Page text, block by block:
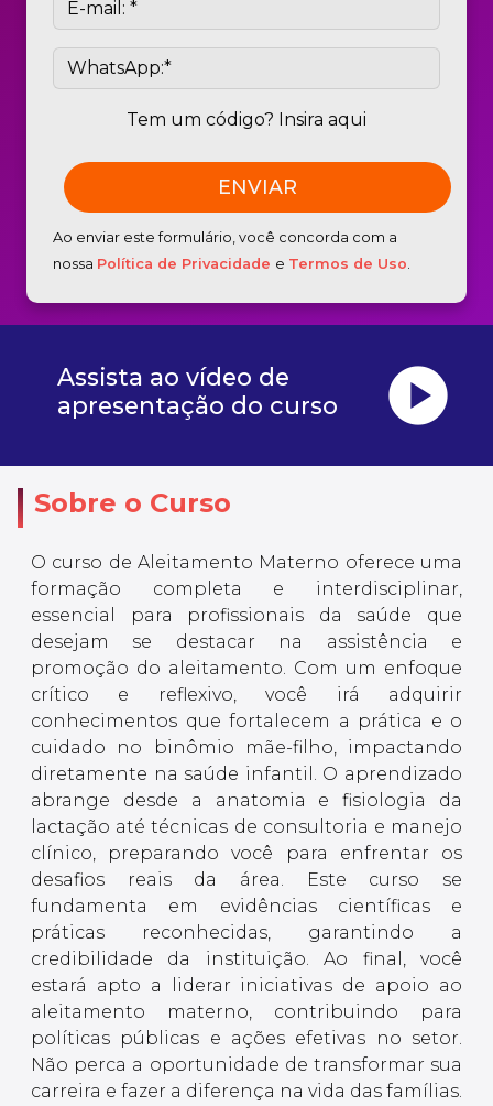
Tem um código? Insira aqui
Ao enviar este formulário, você concorda com a
nossa Política de Privacidade e Termos de Uso.
Assista ao vídeo de
apresentação do curso
play_circle
Sobre o Curso
O curso de Aleitamento Materno oferece uma
formação completa e interdisciplinar,
essencial para profissionais da saúde que
desejam se destacar na assistência e
promoção do aleitamento. Com um enfoque
crítico e reflexivo, você irá adquirir
conhecimentos que fortalecem a prática e o
cuidado no binômio mãe-filho, impactando
diretamente na saúde infantil. O aprendizado
abrange desde a anatomia e fisiologia da
lactação até técnicas de consultoria e manejo
clínico, preparando você para enfrentar os
desafios reais da área. Este curso se
fundamenta em evidências científicas e
práticas reconhecidas, garantindo a
credibilidade da instituição. Ao final, você
estará apto a liderar iniciativas de apoio ao
aleitamento materno, contribuindo para
políticas públicas e ações efetivas no setor.
Não perca a oportunidade de transformar sua
carreira e fazer a diferença na vida das famílias.